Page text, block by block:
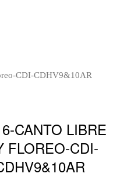
CDI-CDHV9&10AR
CANTO LIBRE
FLOREO-CDI-